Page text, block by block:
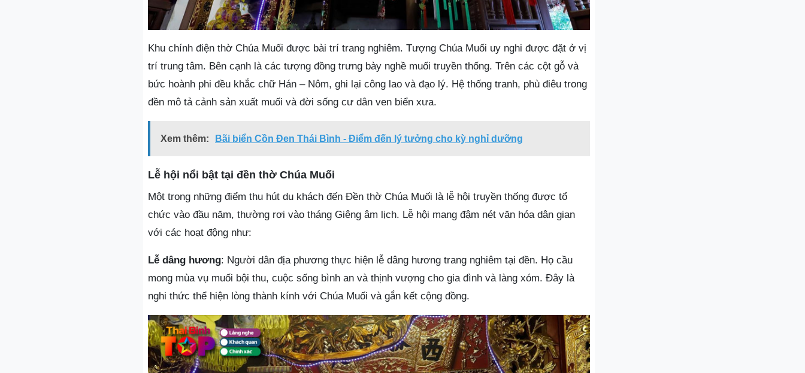
Khu chính điện thờ Chúa Muối được bài trí trang nghiêm. Tượng Chúa Muối uy nghi được đặt ở vị
trí trung tâm. Bên cạnh là các tượng đồng trưng bày nghề muối truyền thống. Trên các cột gỗ và
bức hoành phi đều khắc chữ Hán – Nôm, ghi lại công lao và đạo lý. Hệ thống tranh, phù điêu trong
đền mô tả cảnh sản xuất muối và đời sống cư dân ven biển xưa.
Xem thêm: Bãi biển Cồn Đen Thái Bình - Điểm đến lý tưởng cho kỳ nghỉ dưỡng
Lễ hội nổi bật tại đền thờ Chúa Muối
Một trong những điểm thu hút du khách đến Đền thờ Chúa Muối là lễ hội truyền thống được tổ
chức vào đầu năm, thường rơi vào tháng Giêng âm lịch. Lễ hội mang đậm nét văn hóa dân gian
với các hoạt động như:
Lễ dâng hương: Người dân địa phương thực hiện lễ dâng hương trang nghiêm tại đền. Họ cầu
mong mùa vụ muối bội thu, cuộc sống bình an và thịnh vượng cho gia đình và làng xóm. Đây là
nghi thức thể hiện lòng thành kính với Chúa Muối và gắn kết cộng đồng.